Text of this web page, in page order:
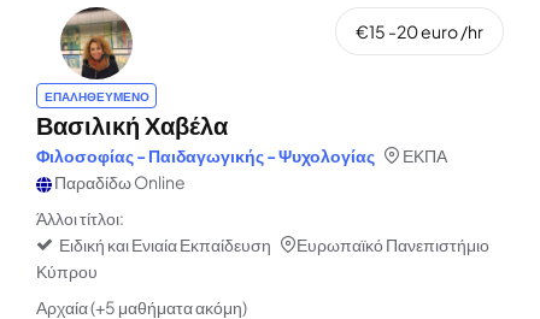
ΕΠΑΛΗΘΕΥΜΕΝΟ
Βασιλική Χαβέλα
Φιλοσοφίας - Παιδαγωγικής - Ψυχολογίας
ΕΚΠΑ
Παραδίδω Online
Άλλοι τίτλοι:
Ειδική και Ενιαία Εκπαίδευση
Ευρωπαϊκό Πανεπιστήμιο
Κύπρου
Αρχαία (+5 μαθήματα ακόμη)
€15 -20 euro /hr